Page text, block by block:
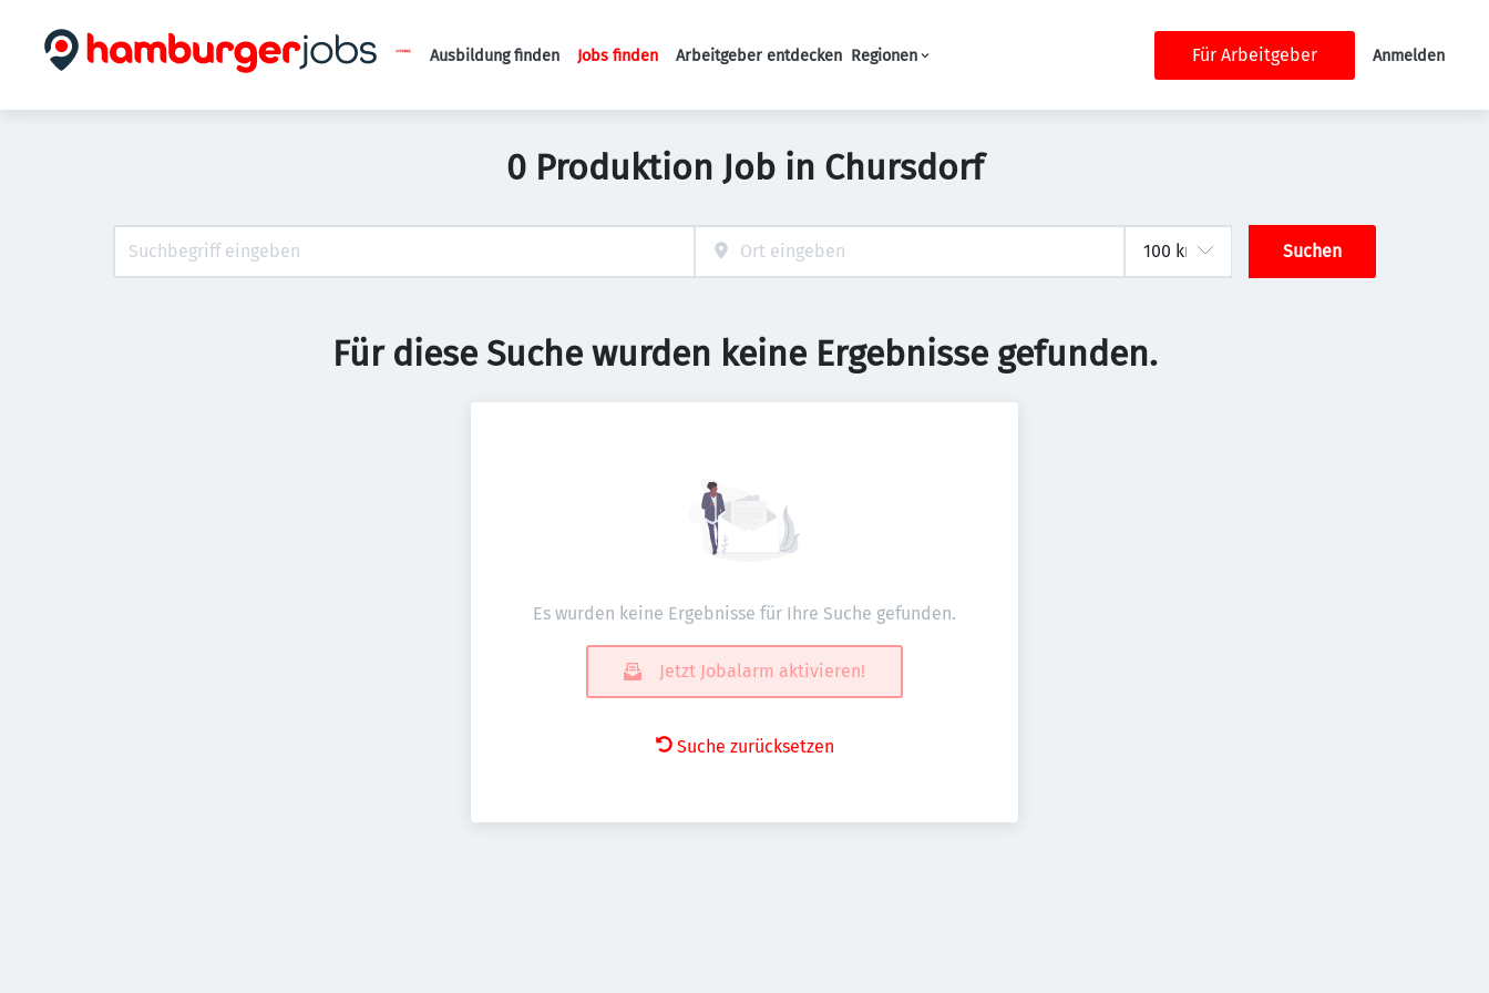
Haupt-Navigation
Ausbildung finden Jobs finden Arbeitgeber entdecken Regionen Für Arbeitgeber Anmelden
0 Produktion Job in Chursdorf
Suchen
Für diese Suche wurden keine Ergebnisse gefunden.
Es wurden keine Ergebnisse für Ihre Suche gefunden.
Jetzt Jobalarm aktivieren!
Suche zurücksetzen